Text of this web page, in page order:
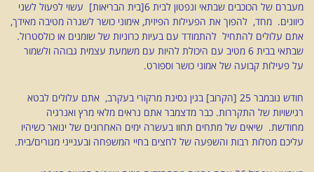
מעברם של הכוכבים שבתאי ונפטון לבית 6[בית הבריאות] עשוי לפעול לשני
כיוונים. מחד, להפוך את הפעילות הפיזית, אימוני כושר לשגרה מטיבה מאידך,
אתם עלולים להתחיל להתמודד עם בעיות כרוניות של שומנים או כולסטרול.
שבתאי בבית 6 מטיב עם היכולת להיות עם משמעת עצמית גבוהה ולשמור
על פעילות קבועה של אמוני כושר וספורט.
חודש נובמבר 25 [הקרוב] בגין נסיגת מרקורי בעקרב, אתם עלולים לבטא
רגישויות של התקררות. כבר מדצמבר אתם נראים מלאי מרץ ואנרגיה
מחודשת. שיאים של מתחים תחוו בעשרה ימים האחרונים של ינואר כשיהיו
עליכם מטלות רבות והשפעה של לחצים בחיי המשפחה ובענייני מגורים/בית.